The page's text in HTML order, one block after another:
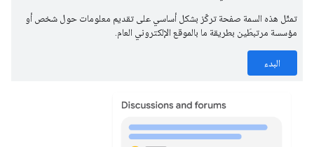
تمثّل هذه السمة صفحة تركّز بشكل أساسي على تقديم معلومات حول شخص أو
مؤسسة مرتبطَين بطريقة ما بالموقع الإلكتروني العام.
البدء